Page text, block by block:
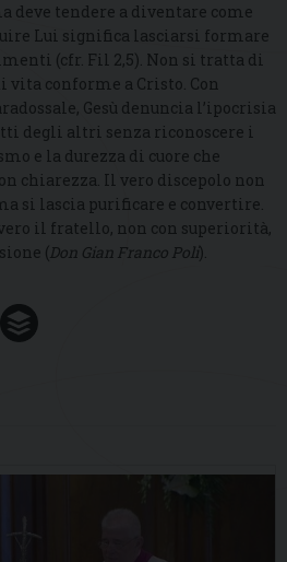
deve tendere a diventare come
Lui significa lasciarsi formare
(cfr. Fil 2,5). Non si tratta di
vita conforme a Cristo. Con
Gesù denuncia l’ipocrisia
degli altri senza riconoscere i
e la durezza di cuore che
chiarezza. Il vero discepolo non
si lascia purificare e convertire.
il fratello, non con superiorità,
(Don Gian Franco Poli).